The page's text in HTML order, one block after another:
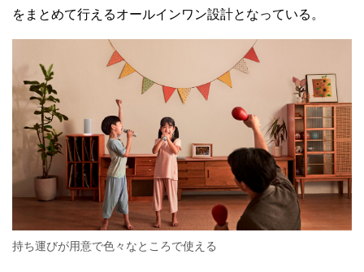
をまとめて行えるオールインワン設計となっている。
持ち運びが用意で色々なところで使える